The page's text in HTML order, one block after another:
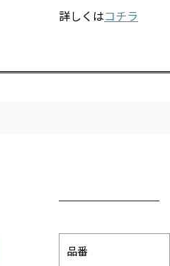
詳しくはコチラ
品番